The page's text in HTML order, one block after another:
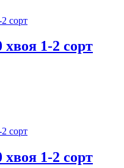
хвоя 1-2 сорт
хвоя 1-2 сорт